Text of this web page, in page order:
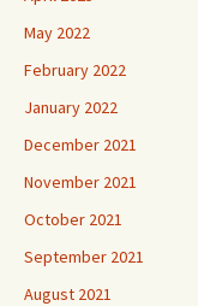
May 2022
February 2022
January 2022
December 2021
November 2021
October 2021
September 2021
August 2021